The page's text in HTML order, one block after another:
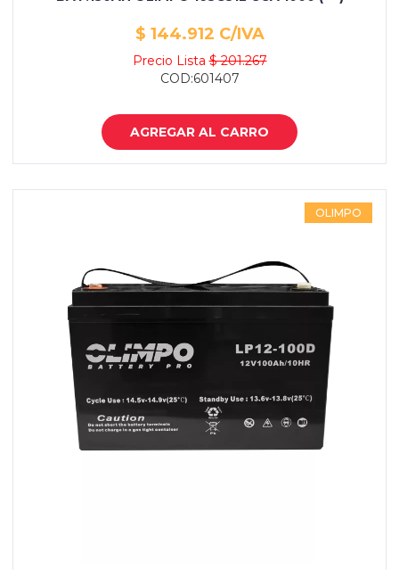
$ 144.912 C/IVA
Precio Lista$ 201.267
COD:601407
AGREGAR AL CARRO
OLIMPO